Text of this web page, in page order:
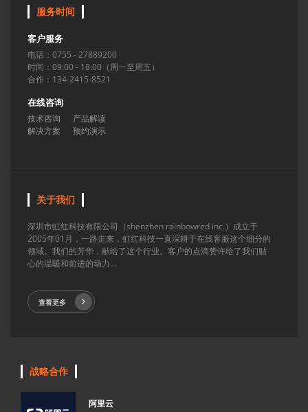
服务时间
客户服务
电话：0755 - 27889200
时间：09:00 - 18:00（周一至周五）
合作：134-2415-8521
在线咨询
技术咨询
产品解读
解决方案
预约演示
关于我们
深圳市虹红科技有限公司（shenzhen rainbowred inc.）成立于
2005年01月，一路走来，虹红科技一直深耕于在线客服这个细分的
领域。我们的芳华，献给了这个行业。客户的点滴赞许给了我们贴
心的温暖和前进的动力...
查看更多
战略合作
阿里云